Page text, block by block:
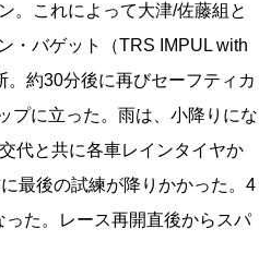
。これによって大津/佐藤組と
・バゲット（TRS IMPUL with
約30分後に再びセーフティカ
プに立った。雨は、小降りにな
代と共に各車レインタイヤか
最後の試練が降りかかった。4
た。レース再開直後からスパ